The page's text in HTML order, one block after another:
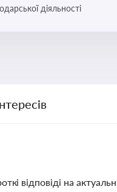
діяльності
відповіді на